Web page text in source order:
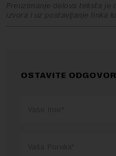
Preuzimanje delova teksta je
izvora i uz postavljanje linka
OSTAVITE ODGOVOR